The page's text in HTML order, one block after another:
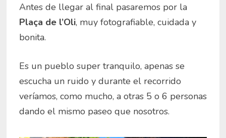
Antes de llegar al final pasaremos por la
Plaça de l’Oli, muy fotografiable, cuidada y
bonita.
Es un pueblo super tranquilo, apenas se
escucha un ruido y durante el recorrido
veríamos, como mucho, a otras 5 o 6 personas
dando el mismo paseo que nosotros.